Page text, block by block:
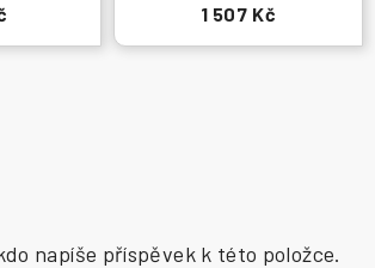
1 507 Kč
napíše příspěvek k této položce.